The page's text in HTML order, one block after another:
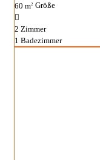
60 m2 Größe
2 Zimmer
1 Badezimmer